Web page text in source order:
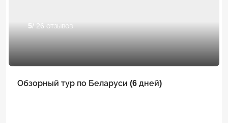
5/ 26 отзывов
Обзорный тур по Беларуси (6 дней)